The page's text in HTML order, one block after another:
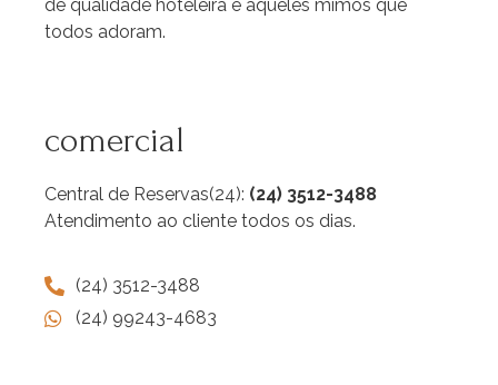
de qualidade hoteleira e aqueles mimos que
todos adoram.
comercial
Central de Reservas(24): (24) 3512-3488
Atendimento ao cliente todos os dias.
(24) 3512-3488
(24) 99243-4683